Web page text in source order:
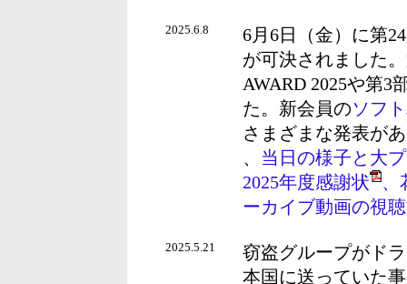
2025.6.8
6月6日（金）に第
が可決されました
AWARD 2025や第3
た。新会員のソフ
さまざまな発表が
、 当日の様子と大
2025年度感謝状
、
ーカイブ動画の視
2025.5.21
窃盗グループがド
本国に送っていた